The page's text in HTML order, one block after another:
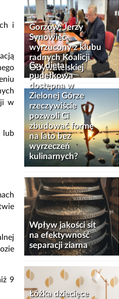
i
w
lub
9
Gorzów: Jerzy
Synowiec
wyrzucony z klubu
radnych Koalicji
Obywatelskiej
Czy dieta
pudełkowa
dostępna w
Zielonej Górze
rzeczywiście
pozwoli Ci
zbudować formę
na lato bez
wyrzeczeń
kulinarnych?
Wpływ jakości sit
na efektywność
separacji ziarna
Łóżka dziecięce